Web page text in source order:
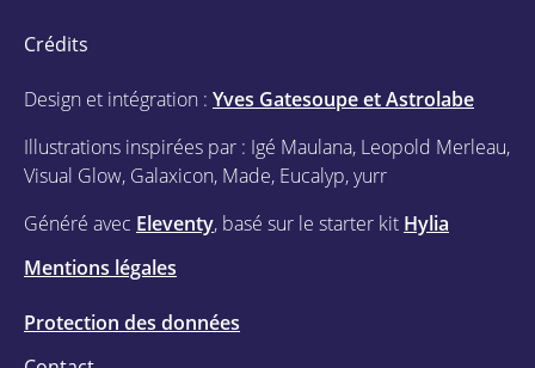
Crédits
Design et intégration : Yves Gatesoupe et Astrolabe
Illustrations inspirées par : Igé Maulana, Leopold Merleau,
Visual Glow, Galaxicon, Made, Eucalyp, yurr
Généré avec Eleventy, basé sur le starter kit Hylia
Mentions légales
Protection des données